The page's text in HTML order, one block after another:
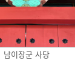
남이장군 사당